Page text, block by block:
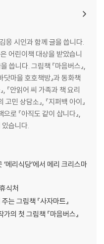
응 시인과 함께 글을 씁니다.
어린이책 대상을 받았습니
씁니다. 그림책 『마음버스』,
바닷마을 호호책방』과 동화책
, 『안읽어 씨 가족과 책 요리
고민 상담소』, 『지퍼백 아이』
로 『아직도 같이 삽니다』,
있습니다.
메리식당’에서 메리 크리스마
식처
는 그림책 『사자마트』
의 첫 그림책 『마음버스』